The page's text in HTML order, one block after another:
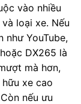
vào nhiều
loại xe. Nếu
như YouTube,
DX265 là
mà hơn,
xe cao
nếu ưu